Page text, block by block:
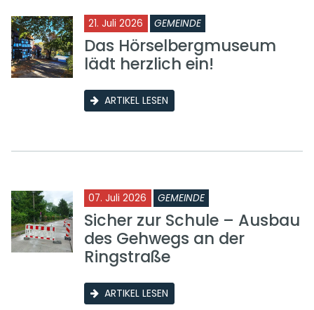
21. Juli 2026 GEMEINDE
Das Hörselbergmuseum
lädt herzlich ein!
ARTIKEL LESEN
07. Juli 2026 GEMEINDE
Sicher zur Schule – Ausbau
des Gehwegs an der
Ringstraße
ARTIKEL LESEN